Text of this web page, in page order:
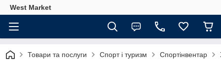
West Market
Товари та послуги Спорт і туризм Спортінвентар